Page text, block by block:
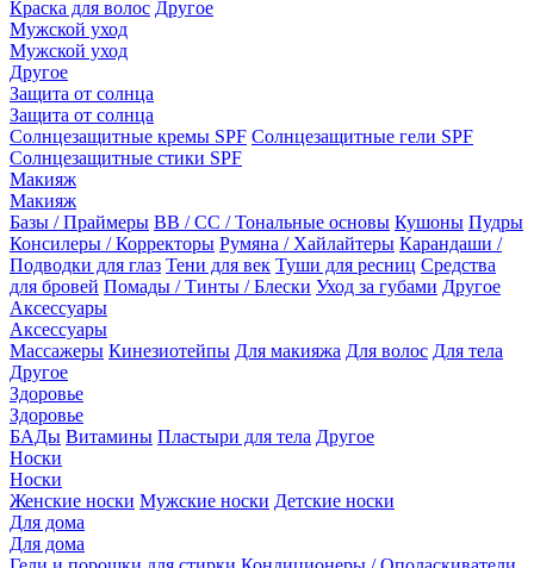
Краска для волос Другое
Мужской уход
Мужской уход
Другое
Защита от солнца
Защита от солнца
Солнцезащитные кремы SPF Солнцезащитные гели SPF
Солнцезащитные стики SPF
Макияж
Макияж
Базы / Праймеры BB / CC / Тональные основы Кушоны Пудры
Консилеры / Корректоры Румяна / Хайлайтеры Карандаши /
Подводки для глаз Тени для век Туши для ресниц Средства
для бровей Помады / Тинты / Блески Уход за губами Другое
Аксессуары
Аксессуары
Массажеры Кинезиотейпы Для макияжа Для волос Для тела
Другое
Здоровье
Здоровье
БАДы Витамины Пластыри для тела Другое
Носки
Носки
Женские носки Мужские носки Детские носки
Для дома
Для дома